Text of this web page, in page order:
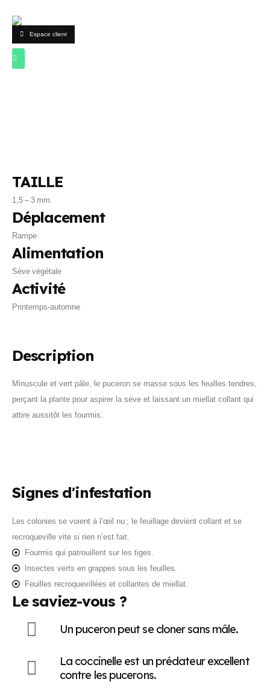
Espace client
TAILLE
1,5 – 3 mm.
Déplacement
Rampe
Alimentation
Sève végétale
Activité
Printemps‑automne
Description
Minuscule et vert pâle, le puceron se masse sous les feuilles tendres,
perçant la plante pour aspirer la sève et laissant un miellat collant qui
attire aussitôt les fourmis.
Signes d'infestation
Les colonies se voient à l’œil nu ; le feuillage devient collant et se
recroqueville vite si rien n’est fait.
Fourmis qui patrouillent sur les tiges.
Insectes verts en grappes sous les feuilles.
Feuilles recroquevillées et collantes de miellat.
Le saviez-vous ?
Un puceron peut se cloner sans mâle.
La coccinelle est un prédateur excellent
contre les pucerons.